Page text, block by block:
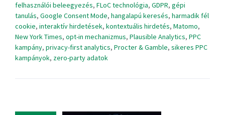
felhasználói beleegyezés, FLoC technológia, GDPR, gépi
tanulás, Google Consent Mode, hangalapú keresés, harmadik fél
cookie, interaktív hirdetések, kontextuális hirdetés, Matomo,
New York Times, opt-in mechanizmus, Plausible Analytics, PPC
kampány, privacy-first analytics, Procter & Gamble, sikeres PPC
kampányok, zero-party adatok